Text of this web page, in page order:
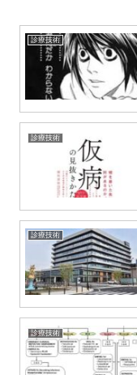
診療技術
診療技術
診療技術
診療技術